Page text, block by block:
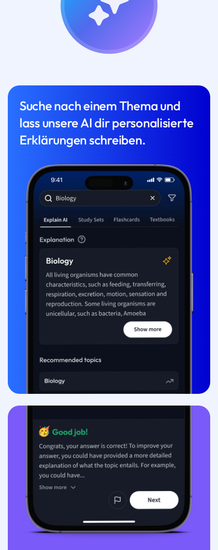
Suche nach einem Thema und
lass unsere AI dir personalisierte
Erklärungen schreiben.